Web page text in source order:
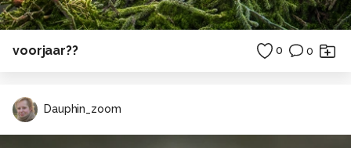
voorjaar?? 0 0
Dauphin_zoom